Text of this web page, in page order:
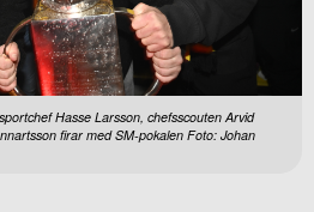
Hasse Larsson, chefsscouten Arvid
firar med SM-pokalen Foto: Johan